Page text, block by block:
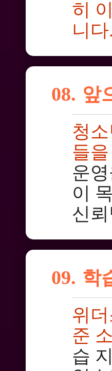
히
니다.
08. 앞
청
들
운
이
신
09. 학
위
준
습